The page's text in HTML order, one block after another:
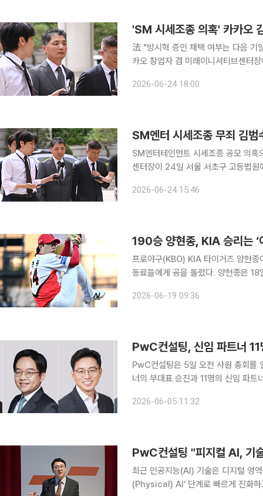
'SM 시세조종 의혹' 카카오
法 "방시혁 증인 채택 여부는 다음 기일에 결정" SM엔터테인먼트 시세 조종
카오 창업자 겸 미래이니셔티브센터
과 금융투자업에 관한 법률위반 등 혐
2026-06-24 18:00
SM엔터 시세조종 무죄 김
SM엔터테인먼트 시세조종 공모 의혹
센터장이 24일 서울 서초구 고등법원
2026-06-24 15:46
190승 양현종, KIA 승리는 ‘
프로야구(KBO) KIA 타이거즈 양현
동료들에게 공을 돌렸다. 양현종은 18일 광주-기아 챔피언스필드에서 열린 2026 신한 SOL뱅크
책점)을 기록했다. 볼넷과 몸에 맞는
2026-06-19 09:36
PwC컨설팅, 신임 파트너
PwC컨설팅은 5일 오전 사원 총회를
너의 부대표 승진과 11명의 신임 파
2026-06-05 11:32
PwC컨설팅 "피지컬 AI, 기
최근 인공지능(AI) 기술은 디지털 영
(Physical) AI' 단계로 빠르게 진화하